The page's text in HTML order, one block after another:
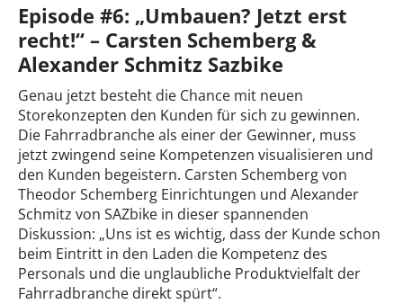
Episode #6: „Umbauen? Jetzt erst
recht!“ – Carsten Schemberg &
Alexander Schmitz Sazbike
Genau jetzt besteht die Chance mit neuen
Storekonzepten den Kunden für sich zu gewinnen.
Die Fahrradbranche als einer der Gewinner, muss
jetzt zwingend seine Kompetenzen visualisieren und
den Kunden begeistern. Carsten Schemberg von
Theodor Schemberg Einrichtungen und Alexander
Schmitz von SAZbike in dieser spannenden
Diskussion: „Uns ist es wichtig, dass der Kunde schon
beim Eintritt in den Laden die Kompetenz des
Personals und die unglaubliche Produktvielfalt der
Fahrradbranche direkt spürt“.